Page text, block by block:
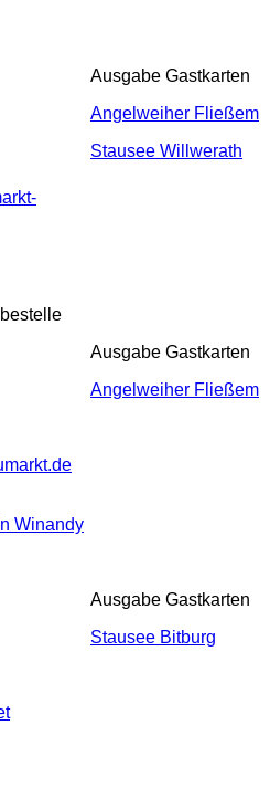
Ausgabe Gastkarten
Angelweiher Fließem
Stausee Willwerath
Ausgabe Gastkarten
Angelweiher Fließem
Winandy
Ausgabe Gastkarten
Stausee Bitburg